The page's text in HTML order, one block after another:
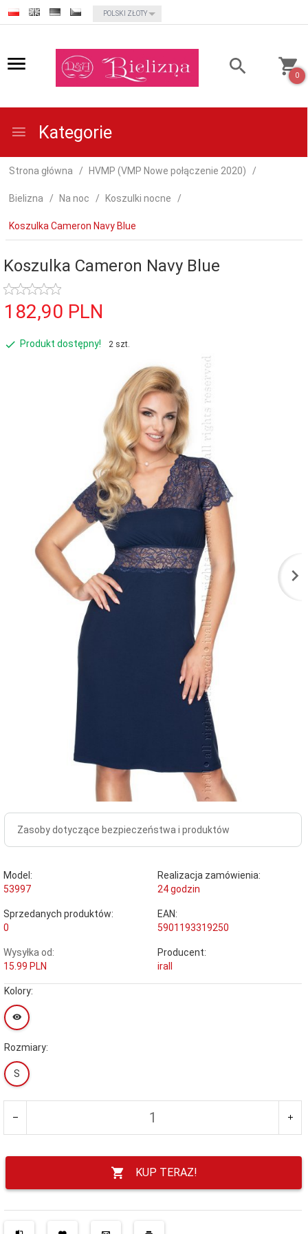
currency_h
POLSKI ZŁOTY
0
Kategorie
Strona główna HVMP (VMP Nowe połączenie 2020)
Bielizna Na noc Koszulki nocne
Koszulka Cameron Navy Blue
Koszulka Cameron Navy Blue
182,90 PLN
Produkt dostępny! 2 szt.
Zasoby dotyczące bezpieczeństwa i produktów
Model:
53997
Realizacja zamówienia:
24 godzin
Sprzedanych produktów:
0
EAN:
5901193319250
Wysyłka od:
15.99 PLN
Producent:
irall
Kolory:
Rozmiary:
S
KUP TERAZ!